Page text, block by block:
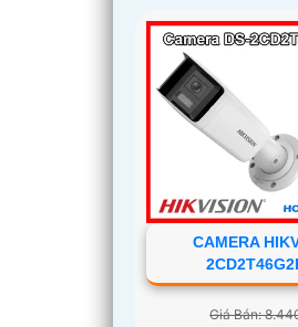
CAMERA
Giá Bán: